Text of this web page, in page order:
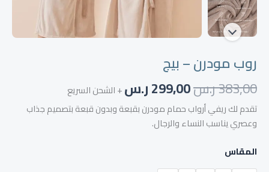
روب مودرن – بيج
383,00ر.س299,00ر.س+ الشحن السريع
تقدم لك ريفي أرواب حمام مودرن بقبعة وبدون قبعة بتصميم جذاب
وعصري يناسب النساء والرجال.
المقاس